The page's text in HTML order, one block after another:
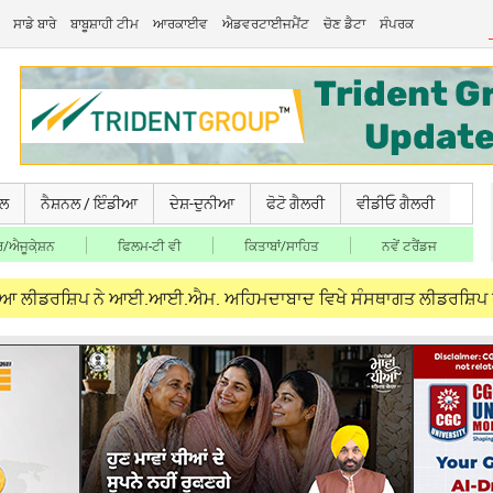
ਸਾਡੇ ਬਾਰੇ ਬਾਬੂਸ਼ਾਹੀ ਟੀਮ ਆਰਕਾਈਵ ਐਡਵਰਟਾਈਜਮੈਂਟ ਚੋਣ ਡੈਟਾ ਸੰਪਰਕ
ਨੈਸ਼ਨਲ / ਇੰਡੀਆ ਦੇਸ਼-ਦੁਨੀਆ ਫੋਟੋ ਗੈਲਰੀ ਵੀਡੀਓ ਗੈਲਰੀ
ਐਜੂਕੇ਼ਸ਼ਨ ਫਿਲਮ-ਟੀ ਵੀ ਕਿਤਾਬਾਂ/ਸਾਹਿਤ ਨਵੇਂ ਟਰੈਂਡਜ
ਨੇ ਆਈ.ਆਈ.ਐਮ. ਅਹਿਮਦਾਬਾਦ ਵਿਖੇ ਸੰਸਥਾਗਤ ਲੀਡਰਸ਼ਿਪ ਪ੍ਰੋਗਰਾਮ ‘ਚ